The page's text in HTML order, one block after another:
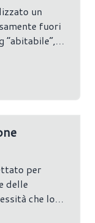
un
fuori
“abitabile”,
per
delle
che lo
per